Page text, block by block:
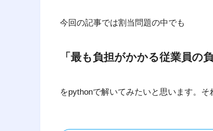
今回の記事では割当問題の中でも
「最も負担がかかる従業員の
をpythonで解いてみたいと思います。そ